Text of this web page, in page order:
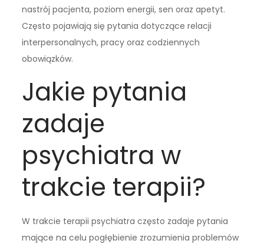
nastrój pacjenta, poziom energii, sen oraz apetyt.
Często pojawiają się pytania dotyczące relacji
interpersonalnych, pracy oraz codziennych
obowiązków.
Jakie pytania
zadaje
psychiatra w
trakcie terapii?
W trakcie terapii psychiatra często zadaje pytania
mające na celu pogłębienie zrozumienia problemów